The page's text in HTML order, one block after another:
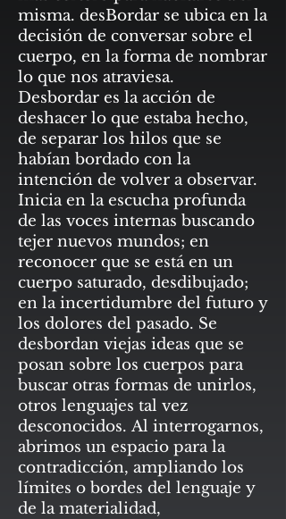
misma. desBordar se ubica en la
decisión de conversar sobre el
cuerpo, en la forma de nombrar
lo que nos atraviesa.
Desbordar es la acción de
deshacer lo que estaba hecho,
de separar los hilos que se
habían bordado con la
intención de volver a observar.
Inicia en la escucha profunda
de las voces internas buscando
tejer nuevos mundos; en
reconocer que se está en un
cuerpo saturado, desdibujado;
en la incertidumbre del futuro y
los dolores del pasado. Se
desbordan viejas ideas que se
posan sobre los cuerpos para
buscar otras formas de unirlos,
otros lenguajes tal vez
desconocidos. Al interrogarnos,
abrimos un espacio para la
contradicción, ampliando los
límites o bordes del lenguaje y
de la materialidad,